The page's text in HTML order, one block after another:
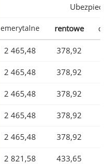
emerytalne rentowe
2 465,48 378,92
2 465,48 378,92
2 465,48 378,92
2 465,48 378,92
2 465,48 378,92
2 821,58 433,65